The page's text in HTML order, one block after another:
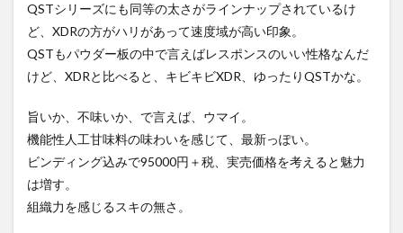
QSTシリーズにも同等の太さがラインナップされているけ
ど、XDRの方がハリがあって速度域が高い印象。
QSTもパウダー板の中で言えばレスポンスのいい性格なんだ
けど、XDRと比べると、キビキビXDR、ゆったりQSTかな。
旨いか、不味いか、で言えば、ウマイ。
機能性人工甘味料の味わいを感じて、最新っぽい。
ビンディング込みで95000円＋税、実売価格を考えると魅力
は増す。
組織力を感じるスキの無さ。